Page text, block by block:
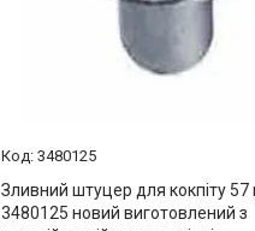
3480125
Зливний штуцер для кокпіту
3480125 новий виготовлений з